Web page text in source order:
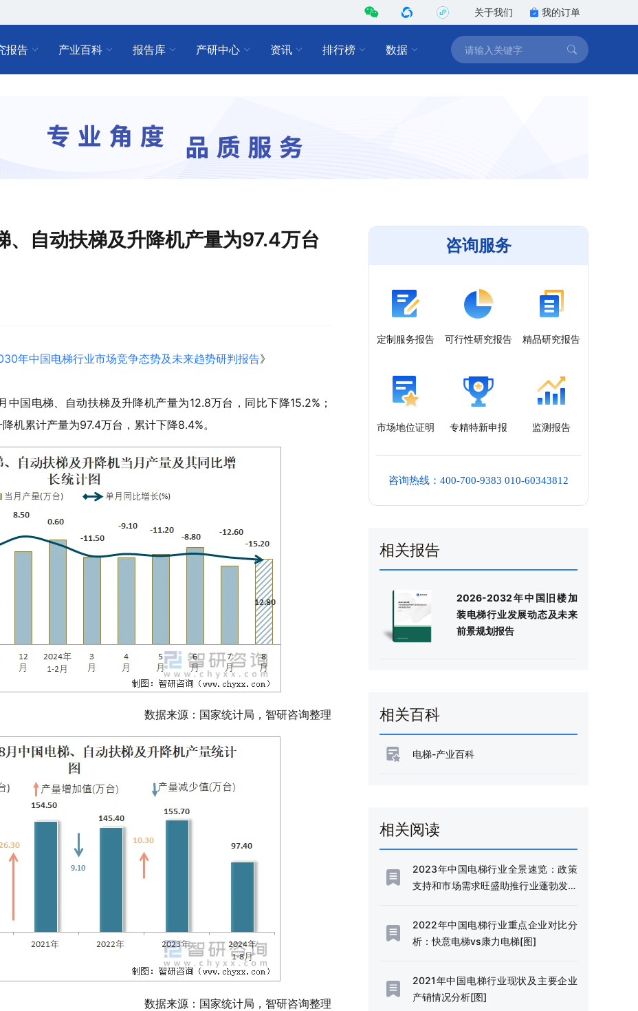
关于我们 我的订单
报告 产业百科 报告库 产研中心 资讯 排行榜 数据
自动扶梯及升降机产量为97.4万台
年中国电梯行业市场竞争态势及未来趋势研判报告》
国电梯、自动扶梯及升降机产量为12.8万台，同比下降15.2%；
机累计产量为97.4万台，累计下降8.4%。
数据来源：国家统计局，智研咨询整理
数据来源：国家统计局，智研咨询整理
咨询服务
定制服务报告 可行性研究报告 精品研究报告
市场地位证明 专精特新申报 监测报告
咨询热线：400-700-9383 010-60343812
相关报告
2026-2032年中国旧楼加
装电梯行业发展动态及未来
前景规划报告
相关百科
电梯-产业百科
相关阅读
2023年中国电梯行业全景速览：政策
支持和市场需求旺盛助推行业蓬勃发展
2022年中国电梯行业重点企业对比分
析：快意电梯vs康力电梯[图]
2021年中国电梯行业现状及主要企业
产销情况分析[图]